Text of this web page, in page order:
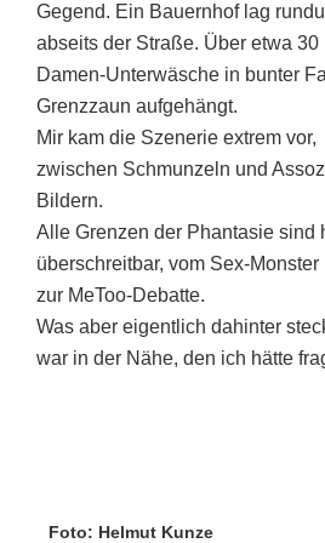
Gegend. Ein Bauernhof lag
abseits der Straße. Über etwa 30
Damen-Unterwäsche in bunter
Grenzzaun aufgehängt.
Mir kam die Szenerie extrem
zwischen Schmunzeln und
Bildern.
Alle Grenzen der Phantasie sind
überschreitbar, vom Sex-
zur MeToo-Debatte.
Was aber eigentlich dahinter
war in der Nähe, den ich hätte
Foto: Helmut Kunze